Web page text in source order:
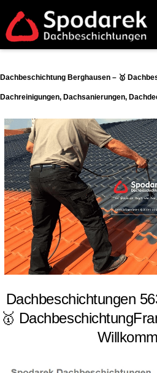
Dachbeschichtung Berghausen – 🥇
Dachreinigungen, Dachsanierungen,
Dachbeschichtungen
🥇